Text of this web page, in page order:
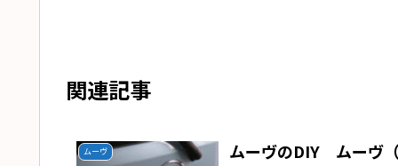
関連記事
ムーヴ ムーヴのDIY ムーヴ